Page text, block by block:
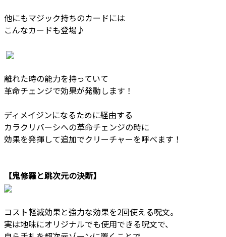
他にもマジック持ちのカードには
こんなカードも登場♪
離れた時の能力を持っていて
革命チェンジで効果が発動します！
ディメイジンになるために経由する
カラクリバーシへの革命チェンジの時に
効果を発揮して追加でクリーチャーを呼べます！
【鬼修羅と跳次元の決断】
コスト軽減効果と強力な効果を2回使える呪文。
実は地味にオリジナルでも使用できる呪文で、